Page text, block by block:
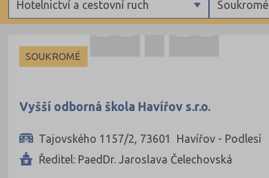
Soukromé
Hotelnictví a cestovní ruch
Ekonomické
Informatické
Grafické
SOUKROMÉ
Vyšší odborná škola Havířov s.r.o.
Tajovského 1157/2, 73601 Havířov - Podlesí
Ředitel: PaedDr. Jaroslava Čelechovská